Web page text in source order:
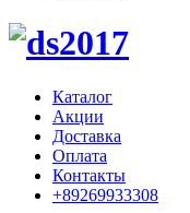
Каталог
Акции
Доставка
Оплата
Контакты
+89269933308